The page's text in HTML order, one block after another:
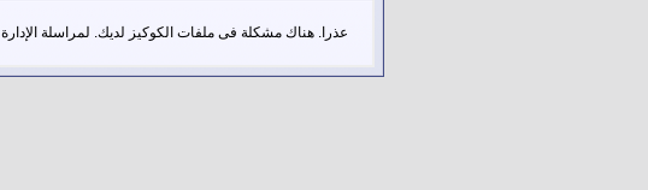
عذرا. هناك مشكلة فى ملفات الكوكيز لديك. لمراسلة الإدارة